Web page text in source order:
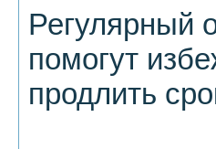
Регулярный
помогут
продлить